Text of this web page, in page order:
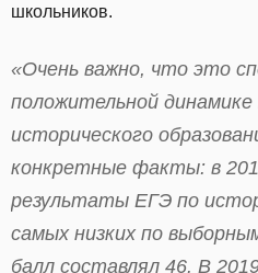
школьников.
«Очень важно, что это
положительной динамике
исторического
конкретные факты: в
результаты ЕГЭ по
самых низких по
балл составлял 46. В